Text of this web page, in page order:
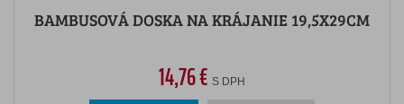
BAMBUSOVÁ DOSKA NA KRÁJANIE 19,5X29CM
14,76 € S DPH